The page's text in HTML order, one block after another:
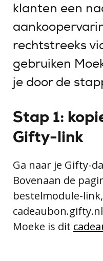
klanten een
rechtstreeks
gebruiken
je door de
Stap 1:
Gifty-link
Ga naar je Gifty-
Bovenaan de
bestelmodule-
Moeke is dit